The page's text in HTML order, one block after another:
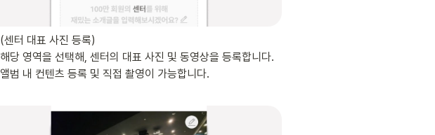
(센터 대표 사진 등록)
해당 영역을 선택해, 센터의 대표 사진 및 동영상을 등록합니다.
앨범 내 컨텐츠 등록 및 직접 촬영이 가능합니다.